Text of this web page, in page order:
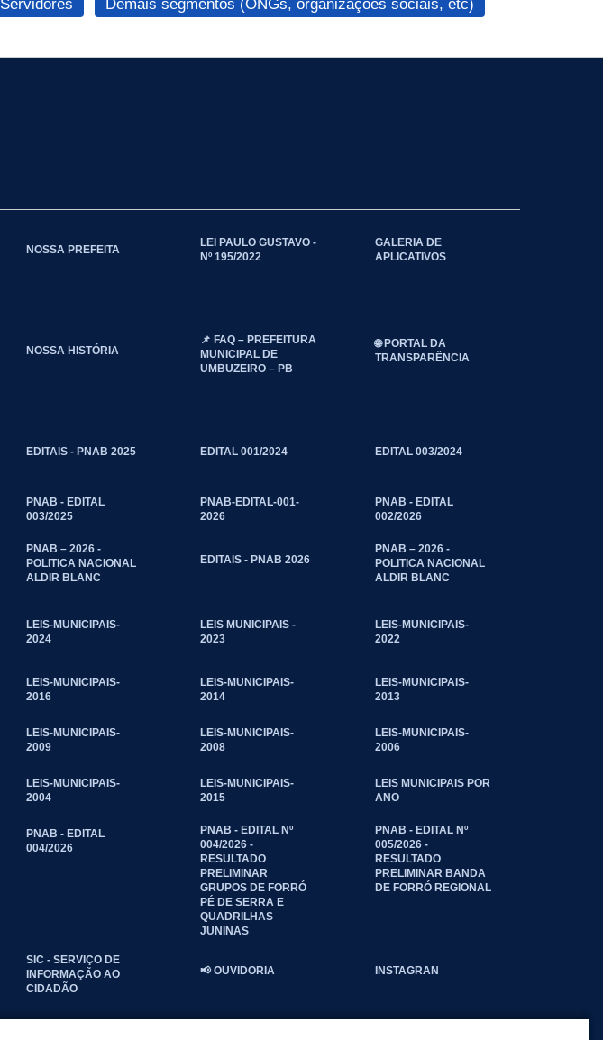
Servidores Demais segmentos (ONGs, organizações sociais, etc)
NOSSA PREFEITA
LEI PAULO GUSTAVO -
Nº 195/2022
GALERIA DE
APLICATIVOS
NOSSA HISTÓRIA
📌 FAQ – PREFEITURA
MUNICIPAL DE
UMBUZEIRO – PB
🌐 PORTAL DA
TRANSPARÊNCIA
EDITAIS - PNAB 2025 EDITAL 001/2024 EDITAL 003/2024
PNAB - EDITAL
003/2025
PNAB-EDITAL-001-
2026
PNAB - EDITAL
002/2026
PNAB – 2026 -
POLITICA NACIONAL
ALDIR BLANC
EDITAIS - PNAB 2026
PNAB – 2026 -
POLITICA NACIONAL
ALDIR BLANC
LEIS-MUNICIPAIS-
2024
LEIS MUNICIPAIS -
2023
LEIS-MUNICIPAIS-
2022
LEIS-MUNICIPAIS-
2016
LEIS-MUNICIPAIS-
2014
LEIS-MUNICIPAIS-
2013
LEIS-MUNICIPAIS-
2009
LEIS-MUNICIPAIS-
2008
LEIS-MUNICIPAIS-
2006
LEIS-MUNICIPAIS-
2004
LEIS-MUNICIPAIS-
2015
LEIS MUNICIPAIS POR
ANO
PNAB - EDITAL
004/2026
PNAB - EDITAL Nº
004/2026 -
RESULTADO
PRELIMINAR
GRUPOS DE FORRÓ
PÉ DE SERRA E
QUADRILHAS
JUNINAS
PNAB - EDITAL Nº
005/2026 -
RESULTADO
PRELIMINAR BANDA
DE FORRÓ REGIONAL
SIC - SERVIÇO DE
INFORMAÇÃO AO
CIDADÃO
📢 OUVIDORIA INSTAGRAN